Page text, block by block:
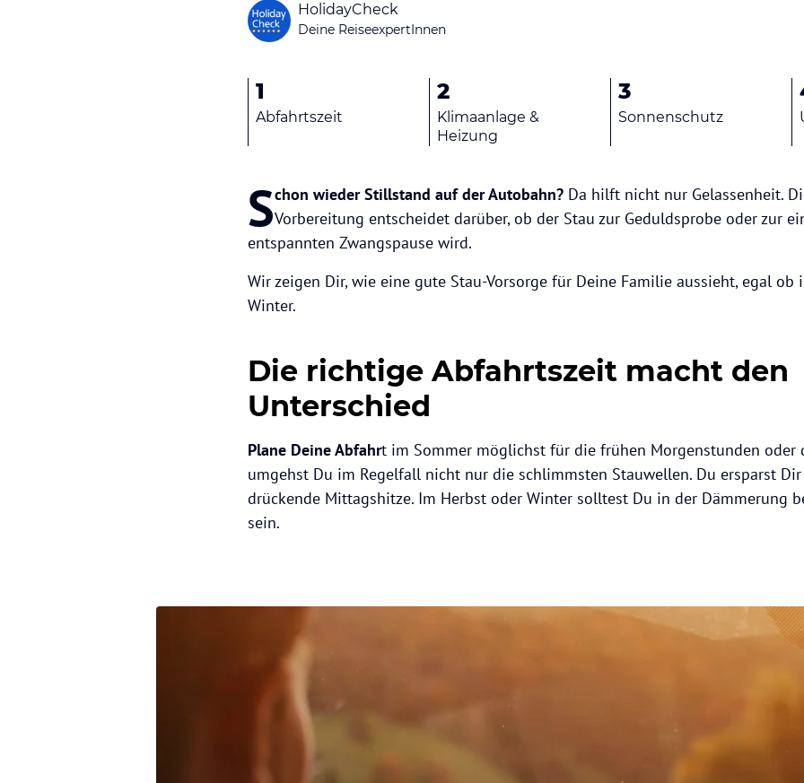
HolidayCheck
Deine ReiseexpertInnen
1
Abfahrtszeit
2
Klimaanlage &
Heizung
3
Sonnenschutz
Schon wieder Stillstand auf der Autobahn? Da hilft nicht nur Gelassenheit.
Vorbereitung entscheidet darüber, ob der Stau zur Geduldsprobe oder zur
entspannten Zwangspause wird.
Wir zeigen Dir, wie eine gute Stau-Vorsorge für Deine Familie aussieht, egal ob
Winter.
Die richtige Abfahrtszeit macht den
Unterschied
Plane Deine Abfahrt im Sommer möglichst für die frühen Morgenstunden oder
umgehst Du im Regelfall nicht nur die schlimmsten Stauwellen. Du ersparst
drückende Mittagshitze. Im Herbst oder Winter solltest Du in der Dämmerung
sein.